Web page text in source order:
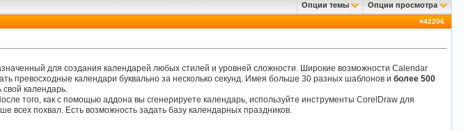
Опции темы Опции просмотра
#42206
для создания календарей любых стилей и уровней сложности. Широкие возможности Calendar
превосходные календари буквально за несколько секунд. Имея больше 30 разных шаблонов и более 500
свой календарь.
того, как с помощью аддона вы сгенерируете календарь, используйте инструменты CorelDraw для
всех похвал. Есть возможность задать базу календарных праздников.